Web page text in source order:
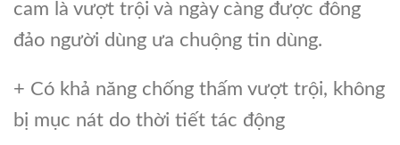
cam là vượt trội và ngày càng được đông
đảo người dùng ưa chuộng tin dùng.
+ Có khả năng chống thấm vượt trội, không
bị mục nát do thời tiết tác động